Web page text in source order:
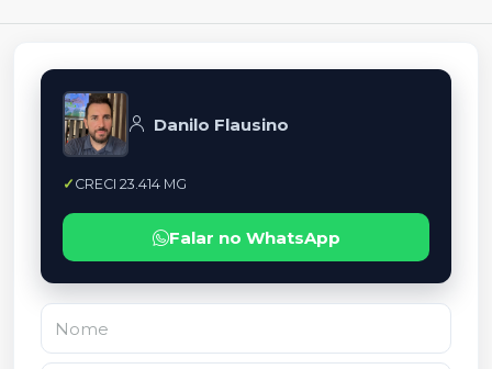
Danilo Flausino
CRECI 23.414 MG
Falar no WhatsApp